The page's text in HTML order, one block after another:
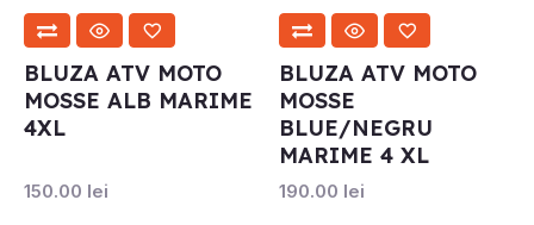
BLUZA ATV MOTO
MOSSE ALB MARIME
4XL
150.00 lei
BLUZA ATV MOTO
MOSSE
BLUE/NEGRU
MARIME 4 XL
190.00 lei